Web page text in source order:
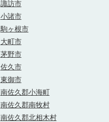
諏訪市
小諸市
駒ヶ根市
大町市
茅野市
佐久市
東御市
南佐久郡小海町
南佐久郡南牧村
南佐久郡北相木村